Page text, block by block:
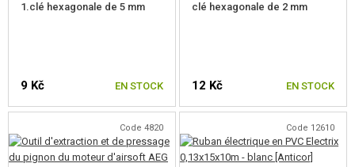
CONTACTEZ NOUS
1.clé hexagonale de 5 mm
9 Kč EN STOCK
clé hexagonale de 2 mm
12 Kč EN STOCK
Code 4820 Code 12610